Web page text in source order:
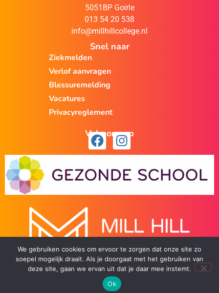
5051BP Goirle
013 54 20 538
info@millhillcollege.nl
Snel naar
Ziekmelden
Verlof aanvragen
Blessuremelding
Vacatures
Privacyreglement
Volg ons op
We gebruiken cookies om ervoor te zorgen dat onze site zo
soepel mogelijk draait. Als je doorgaat met het gebruiken van
deze site, gaan we ervan uit dat je daar mee instemt.
Ok